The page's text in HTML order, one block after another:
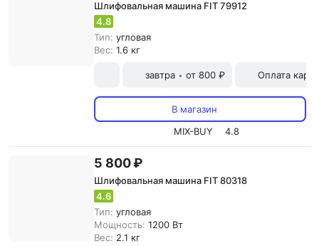
Шлифовальная машина FIT 79912
4.8
Тип: угловая
Вес: 1.6 кг
завтра • от 800 ₽ Оплата
В магазин
MIX-BUY
4.8
5 800 ₽
Шлифовальная машина FIT 80318
4.6
Тип: угловая
Мощность: 1200 Вт
Вес: 2.1 кг